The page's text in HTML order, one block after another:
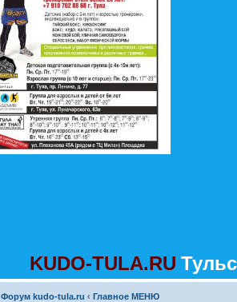
KUDO-TULA.RU
Форум kudo-tula.ru ‹ Главное МЕНЮ